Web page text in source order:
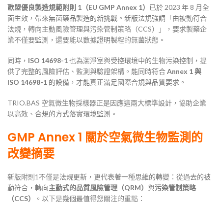
歐盟優良製造規範附則 1（EU GMP Annex 1） 已於 2023 年 8 月全
面生效，帶來無菌藥品製造的新挑戰。新版法規強調「由被動符合
法規，轉向主動風險管理與污染管制策略（CCS）」，要求製藥企
業不僅要監測，還要能以數據證明製程的無菌狀態。
同時， ISO 14698-1也為潔淨室與受控環境中的生物污染控制，提
供了完整的風險評估、監測與驗證架構。能同時符合Annex 1與
ISO 14698-1 的設備，才能真正滿足國際合規與品質要求。
TRIO.BAS 空氣微生物採樣器正是因應這兩大標準設計，協助企業
以高效、合規的方式落實環境監測。
GMP Annex 1 關於空氣微生物監測的
改變摘要
新版附則1不僅是法規更新，更代表著一種思維的轉變：從過去的被
動符合，轉向主動式的品質風險管理（QRM） 與污染管制策略
（CCS）
。以下是幾個最值得您關注的重點：